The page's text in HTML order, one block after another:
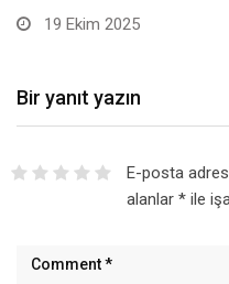
19 Ekim 2025
Bir yanıt yazın
E-posta
alanlar *ile